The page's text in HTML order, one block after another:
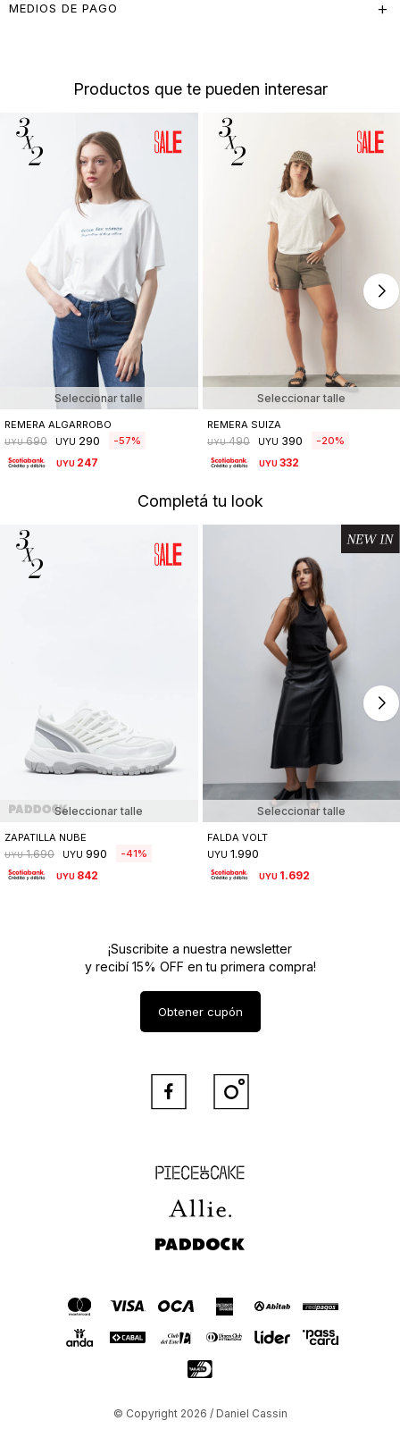
MEDIOS DE PAGO
Productos que te pueden interesar
Seleccionar talle
REMERA ALGARROBO
UYU 690 UYU 290 57
UYU 247
Seleccionar talle
REMERA SUIZA
UYU 490 UYU 390 20
UYU 332
Completá tu look
Seleccionar talle
ZAPATILLA NUBE
UYU 1.690 UYU 990 41
UYU 842
Seleccionar talle
FALDA VOLT
UYU 1.990
UYU 1.692
Piece of Cake
Allie
Paddock
¡Suscribite a nuestra newsletter
y recibí 15% OFF en tu primera compra!
Obtener cupón
 
© Copyright 2026 / Daniel Cassin